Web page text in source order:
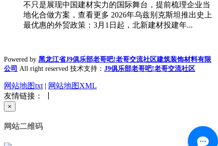
不只是展现中国建材实力的国际舞台，提前梳理企业当
地化合做方案，查看更多 2026年乌兹别克斯坦推出史上
最优惠的外贸政策：3月1日起，北新建材投建年...
Powered by 黑龙江省J9俱乐部老哥吧!老哥交流社区建筑装饰材料有限
公司 All right reserved 技术支持： J9俱乐部老哥吧!老哥交流社区
网站地图txt | 网站地图XML
友情链接： 丨
×
网站二维码